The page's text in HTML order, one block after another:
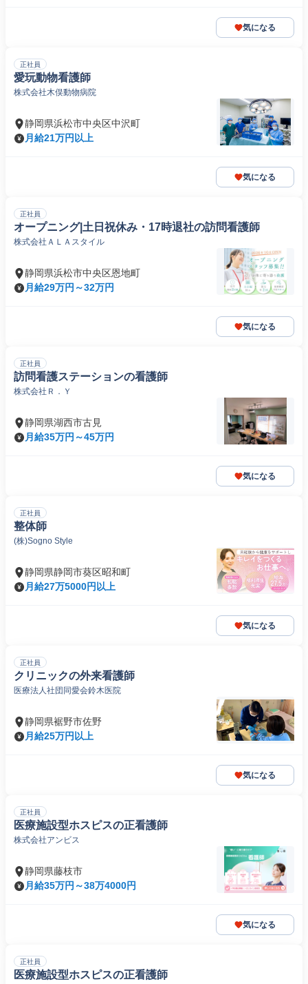
気になる
正社員
愛玩動物看護師
株式会社木俣動物病院
静岡県浜松市中央区中沢町
月給21万円以上
気になる
正社員
オープニング|土日祝休み・17時退社の訪問看護師
株式会社ＡＬＡスタイル
静岡県浜松市中央区恩地町
月給29万円～32万円
気になる
正社員
訪問看護ステーションの看護師
株式会社Ｒ．Ｙ
静岡県湖西市古見
月給35万円～45万円
気になる
正社員
整体師
(株)Sogno Style
静岡県静岡市葵区昭和町
月給27万5000円以上
気になる
正社員
クリニックの外来看護師
医療法人社団同愛会鈴木医院
静岡県裾野市佐野
月給25万円以上
気になる
正社員
医療施設型ホスピスの正看護師
株式会社アンビス
静岡県藤枝市
月給35万円～38万4000円
気になる
正社員
医療施設型ホスピスの正看護師